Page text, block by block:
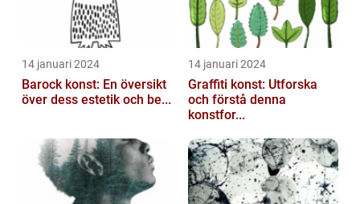
14 januari 2024
Barock konst: En översikt
över dess estetik och be...
14 januari 2024
Graffiti konst: Utforska
och förstå denna
konstfor...